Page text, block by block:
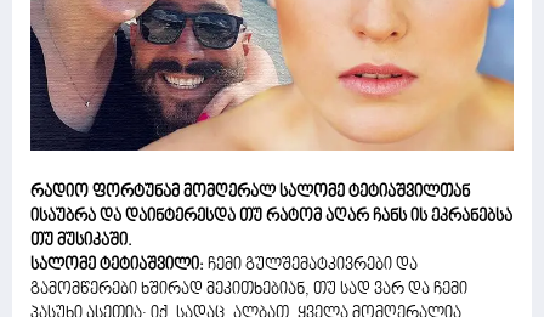
რადიო ფორტუნამ მომღერალ სალომე ტეტიაშვილთან
ისაუბრა და დაინტერესდა თუ რატომ აღარ ჩანს ის ეკრანებსა
თუ მუსიკაში.
სალომე ტეტიაშვილი: ჩემი გულშემატკივრები და
გამომწერები ხშირად მეკითხებიან, თუ სად ვარ და ჩემი